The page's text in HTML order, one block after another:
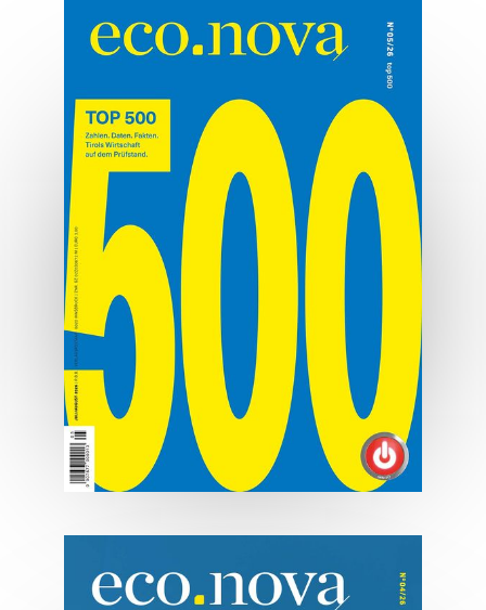
Hauben, Herz und Hauptplatz.
MEHR ERFAHREN